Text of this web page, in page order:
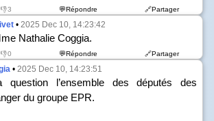
👎3 💬Répondre 🔗Partager
• 2025 Dec 10, 14:23:42
Nathalie Coggia.
👎0 💬Répondre 🔗Partager
• 2025 Dec 10, 14:23:51
question l’ensemble des députés des
du groupe EPR.